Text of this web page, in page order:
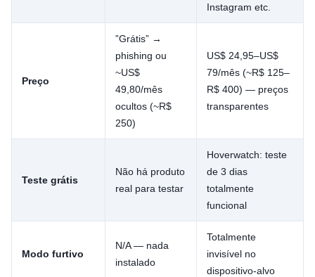
Instagram etc.
Preço
”Grátis” →
phishing ou
~US$
49,80/mês
ocultos (~R$
250)
US$ 24,95–US$
79/mês (~R$ 125–
R$ 400) — preços
transparentes
Teste grátis
Não há produto
real para testar
Hoverwatch: teste
de 3 dias
totalmente
funcional
Modo furtivo
N/A — nada
instalado
Totalmente
invisível no
dispositivo-alvo